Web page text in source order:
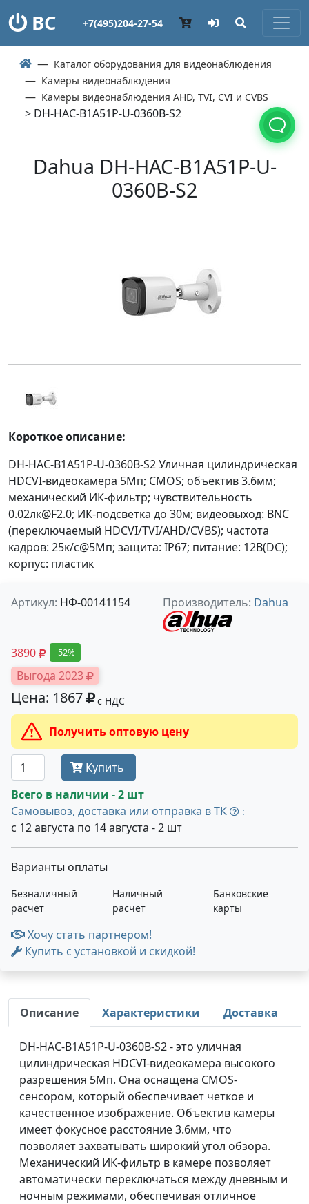
ВС +7(495)204-27-54
Каталог оборудования для видеонаблюдения
Камеры видеонаблюдения
Камеры видеонаблюдения AHD, TVI, CVI и CVBS
> DH-HAC-B1A51P-U-0360B-S2
Dahua DH-HAC-B1A51P-U-
0360B-S2
Короткое описание:
DH-HAC-B1A51P-U-0360B-S2 Уличная цилиндрическая
HDCVI-видеокамера 5Мп; CMOS; объектив 3.6мм;
механический ИК-фильтр; чувствительность
0.02лк@F2.0; ИК-подсветка до 30м; видеовыход: BNC
(переключаемый HDCVI/TVI/AHD/CVBS); частота
кадров: 25к/c@5Мп; защита: IP67; питание: 12В(DC);
корпус: пластик
Артикул: НФ-00141154 Производитель: Dahua
3890 -52%
Выгода 2023
Цена: 1867 с НДС
Получить оптовую цену
Купить
Всего в наличии - 2 шт
Самовывоз, доставка или отправка в ТК
:
с 12 августа по 14 августа - 2 шт
Варианты оплаты
Безналичный
расчет
Наличный
расчет
Банковские
карты
Хочу стать партнером!
Купить с установкой и скидкой!
Описание Характеристики Доставка
DH-HAC-B1A51P-U-0360B-S2 - это уличная
цилиндрическая HDCVI-видеокамера высокого
разрешения 5Мп. Она оснащена CMOS-
сенсором, который обеспечивает четкое и
качественное изображение. Объектив камеры
имеет фокусное расстояние 3.6мм, что
позволяет захватывать широкий угол обзора.
Механический ИК-фильтр в камере позволяет
автоматически переключаться между дневным и
ночным режимами, обеспечивая отличное